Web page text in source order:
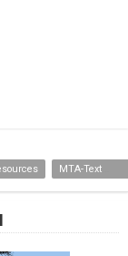
MTA-Texturas